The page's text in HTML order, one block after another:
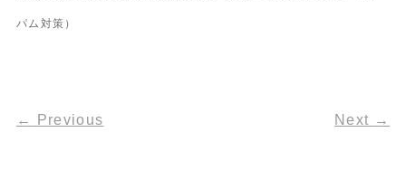
パム対策）
← Previous Next →